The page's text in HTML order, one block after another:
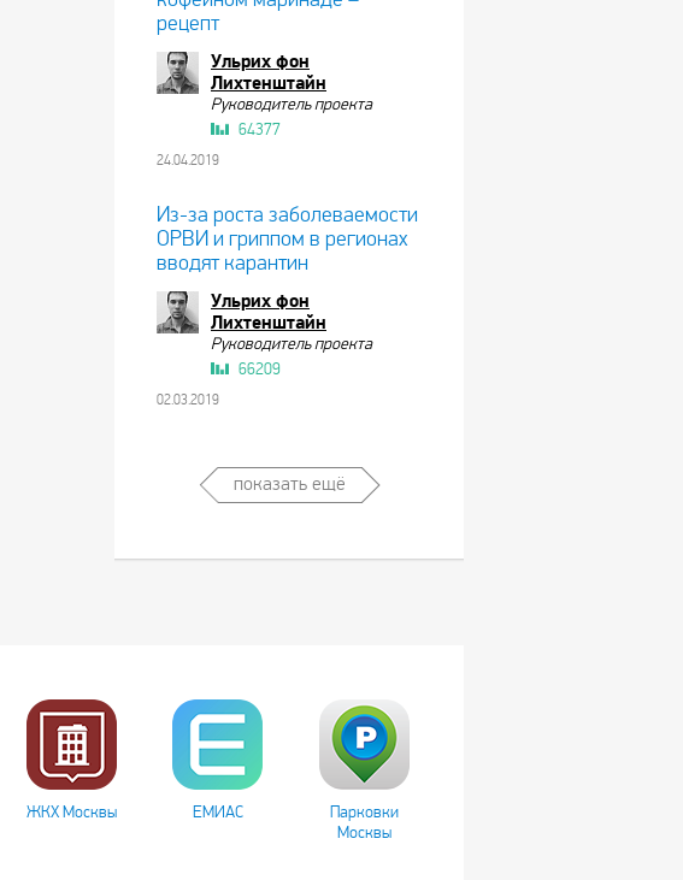
рецепт
Ульрих фон
Лихтенштайн
Руководитель проекта
64377
24.04.2019
Из-за роста заболеваемости
ОРВИ и гриппом в регионах
вводят карантин
Ульрих фон
Лихтенштайн
Руководитель проекта
66209
02.03.2019
показать ещё
ЖКХ Москвы ЕМИАС
Парковки
Москвы